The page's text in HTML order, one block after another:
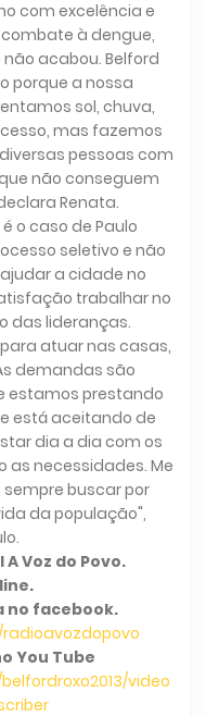
com excelência e
à dengue,
acabou. Belford
porque a nossa
sol, chuva,
mas fazemos
pessoas com
não conseguem
Renata.
o caso de Paulo
seletivo e não
a cidade no
trabalhar no
das lideranças.
atuar nas casas,
demandas são
estamos prestando
está aceitando de
dia a dia com os
as necessidades. Me
buscar por
da população",
Voz do Povo.
no facebook.
You Tube
video